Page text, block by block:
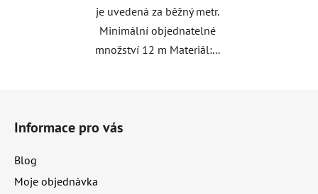
je uvedená za běžný metr.
Minimální objednatelné
množství 12 m Materiál:...
Informace pro vás
Blog
Moje objednávka